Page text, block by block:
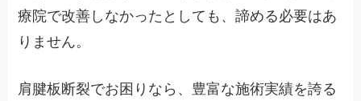
療院で改善しなかったとしても、諦める必要はあ
りません。
肩腱板断裂でお困りなら、豊富な施術実績を誇る